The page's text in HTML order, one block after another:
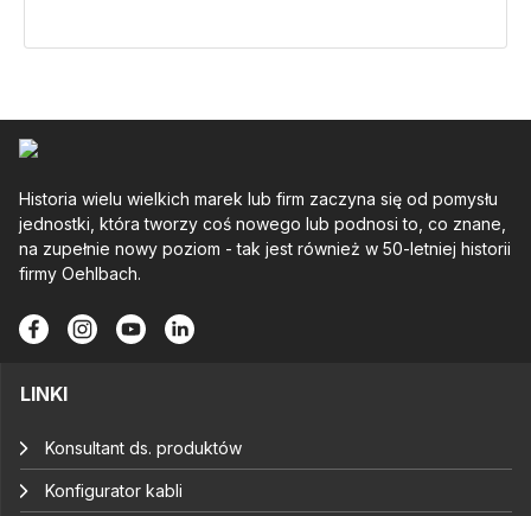
Historia wielu wielkich marek lub firm zaczyna się od pomysłu
jednostki, która tworzy coś nowego lub podnosi to, co znane,
na zupełnie nowy poziom - tak jest również w 50-letniej historii
firmy Oehlbach.
LINKI
Konsultant ds. produktów
Konfigurator kabli